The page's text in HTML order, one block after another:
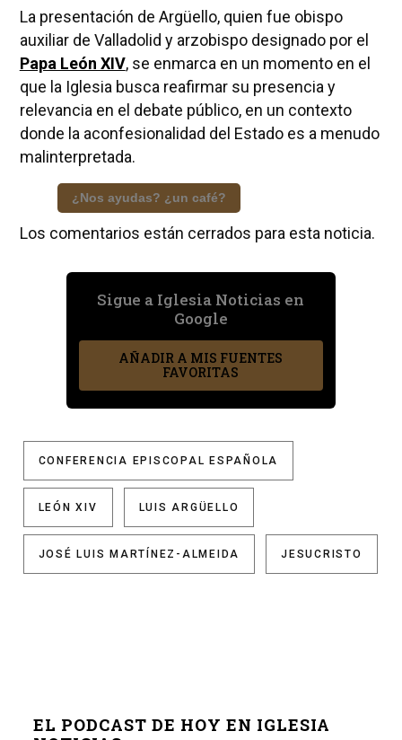
La presentación de Argüello, quien fue obispo
auxiliar de Valladolid y arzobispo designado por el
Papa León XIV, se enmarca en un momento en el
que la Iglesia busca reafirmar su presencia y
relevancia en el debate público, en un contexto
donde la aconfesionalidad del Estado es a menudo
malinterpretada.
¿Nos ayudas? ¿un café?
Los comentarios están cerrados para esta noticia.
Sigue a Iglesia Noticias en
Google
AÑADIR A MIS FUENTES
FAVORITAS
CONFERENCIA EPISCOPAL ESPAÑOLA
LEÓN XIV LUIS ARGÜELLO
JOSÉ LUIS MARTÍNEZ-ALMEIDA JESUCRISTO
EL PODCAST DE HOY EN IGLESIA